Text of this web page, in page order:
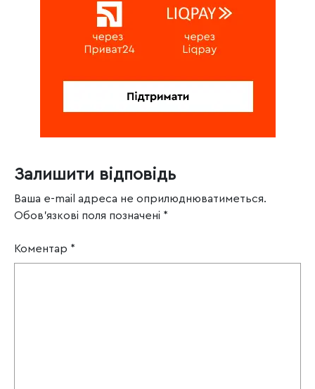
Залишити відповідь
Ваша e-mail адреса не оприлюднюватиметься.
Обов’язкові поля позначені *
Коментар *